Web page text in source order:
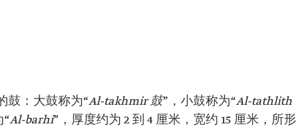
鼓：大鼓称为“Al-takhmir 鼓”，小鼓称为“Al-tathlith
Al-barhi”，厚度约为 2 到 4 厘米，宽约 15 厘米，所形